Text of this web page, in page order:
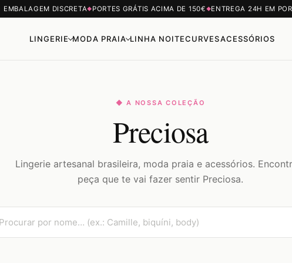
EMBALAGEM DISCRETA◆ PORTES GRÁTIS ACIMA DE 150€ ◆ENTREGA 24H EM
LINGERIE MODA PRAIA LINHA NOITECURVESACESSÓRIOS
◆ A NOSSA COLEÇÃO
Preciosa
Lingerie artesanal brasileira, moda praia e acessórios.
peça que te vai fazer sentir Preciosa.